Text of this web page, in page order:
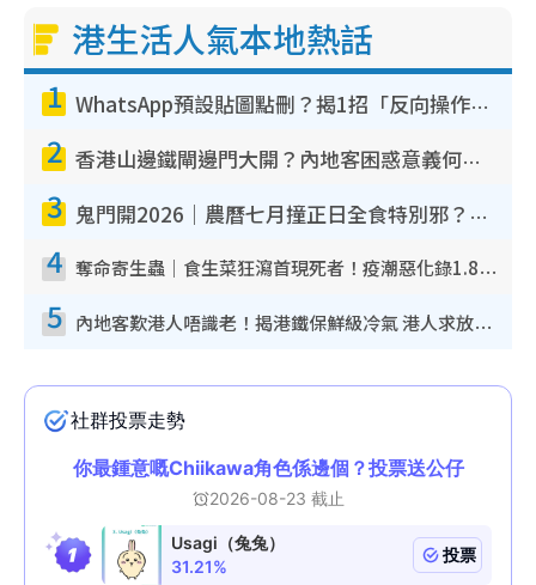
港生活人氣本地熱話
1 WhatsApp預設貼圖點刪？揭1招「反向操作」還原簡潔介面 附3步實測教學
2 香港山邊鐵閘邊門大開？內地客困惑意義何在！網民神回覆：呢種叫法理性防禦
3 鬼門開2026｜農曆七月撞正日全食特別邪？專家警告切忌做一事！揭4大禁忌+2招保平安
4 奪命寄生蟲｜食生菜狂瀉首現死者！疫潮惡化錄1.8萬宗病例 揭洗菜3大謬誤
5 內地客歎港人唔識老！揭港鐵保鮮級冷氣 港人求放過：咪投訴